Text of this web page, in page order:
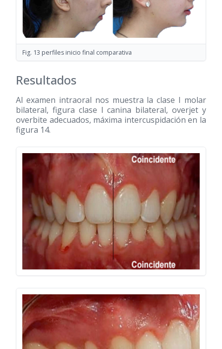
Fig. 13 perfiles inicio final comparativa
Resultados
Al examen intraoral nos muestra la clase I molar
bilateral, figura clase I canina bilateral, overjet y
overbite adecuados, máxima intercuspidación en la
figura 14.